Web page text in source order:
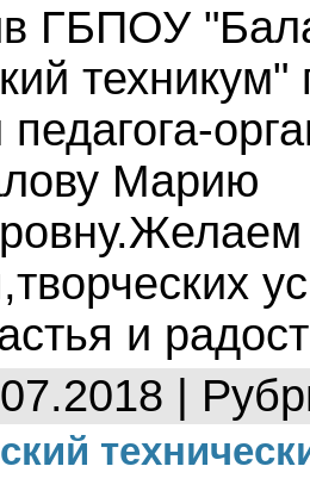
ГБПОУ
техникум"
Марию
и
|